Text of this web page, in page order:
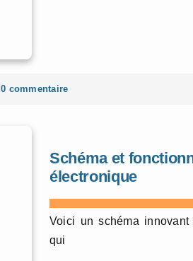
0 commentaire
Schéma et
électronique
Voici un schéma
qui